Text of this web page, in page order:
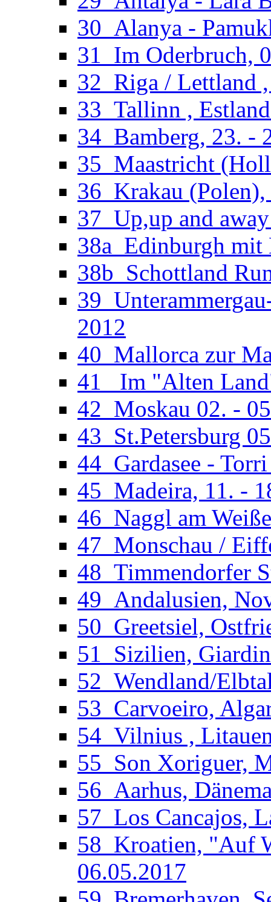
30_Alanya -
31_Im Oderbruch,
32_Riga / Lettland
33_Tallinn ,
34_Bamberg, 23. -
35_Maastricht
36_Krakau
37_Up,up and
38a_Edinburgh
38b_Schottland
2012
40_Mallorca zur
41_ Im "Alten
42_Moskau 02. -
43_St.Petersburg
44_Gardasee -
45_Madeira, 11. -
46_Naggl am
47_Monschau /
48_Timmendorfer
49_Andalusien,
50_Greetsiel,
51_Sizilien,
52_Wendland/
53_Carvoeiro,
54_Vilnius ,
55_Son Xoriguer,
56_Aarhus,
57_Los Cancajos,
58_Kroatien, "Auf
06.05.2017